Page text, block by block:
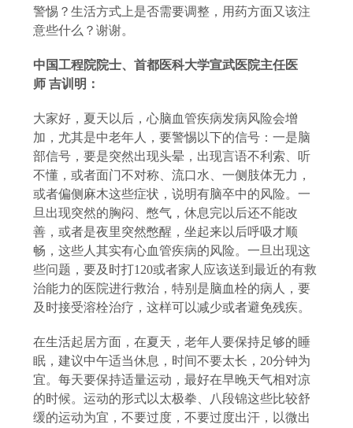
警惕？生活方式上是否需要调整，用药方面又该注
意些什么？谢谢。
中国工程院院士、首都医科大学宣武医院主任医
师 吉训明：
大家好，夏天以后，心脑血管疾病发病风险会增
加，尤其是中老年人，要警惕以下的信号：一是脑
部信号，要是突然出现头晕，出现言语不利索、听
不懂，或者面门不对称、流口水、一侧肢体无力，
或者偏侧麻木这些症状，说明有脑卒中的风险。一
旦出现突然的胸闷、憋气，休息完以后还不能改
善，或者是夜里突然憋醒，坐起来以后呼吸才顺
畅，这些人其实有心血管疾病的风险。一旦出现这
些问题，要及时打120或者家人应该送到最近的有救
治能力的医院进行救治，特别是脑血栓的病人，要
及时接受溶栓治疗，这样可以减少或者避免残疾。
在生活起居方面，在夏天，老年人要保持足够的睡
眠，建议中午适当休息，时间不要太长， 20分钟为
宜。每天要保持适量运动，最好在早晚天气相对凉
的时候。运动的形式以太极拳、八段锦这些比较舒
缓的运动为宜，不要过度，不要过度出汗，以微出